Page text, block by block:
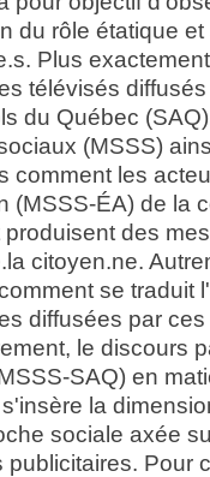
du rôle étatique
Plus
télévisés
du Québec
(MSSS)
comment les
(MSSS-ÉA) de la
produisent des
citoyen.ne.
se traduit
diffusées par
le discours
SAQ) en
la
sociale axée
publicitaires. Pour